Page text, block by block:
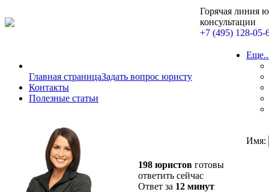
Горячая линия
консультации
+7 (495) 128-05-
Главная страницаЗадать вопрос юристу
Контакты
Полезные статьи
198 юристов готовы
ответить сейчас
Ответ за 12 минут
Имя: